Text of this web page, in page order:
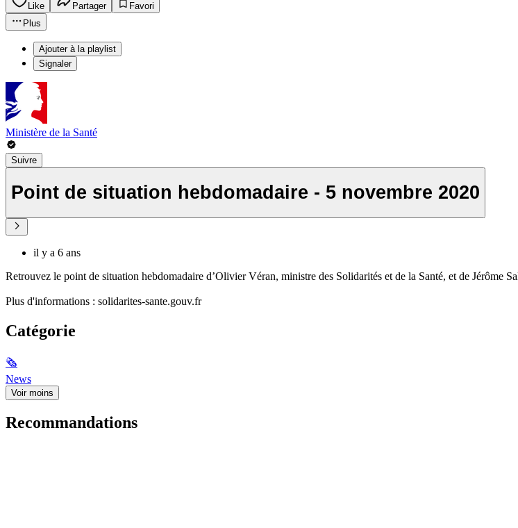
Like Partager
Favori
Plus
Ajouter à la playlist
Signaler
Ministère de la Santé
Suivre
Point de situation hebdomadaire - 5 novembre 2020
il y a 6 ans
Retrouvez le point de situation hebdomadaire d’Olivier Véran, ministre des Solidarités et de la Santé, et de Jérôme
Plus d'informations : solidarites-sante.gouv.fr
Catégorie
🗞
News
Voir moins
Recommandations